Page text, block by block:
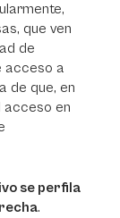
que ven
de
acceso a
de que, en
acceso en
se perfila
.